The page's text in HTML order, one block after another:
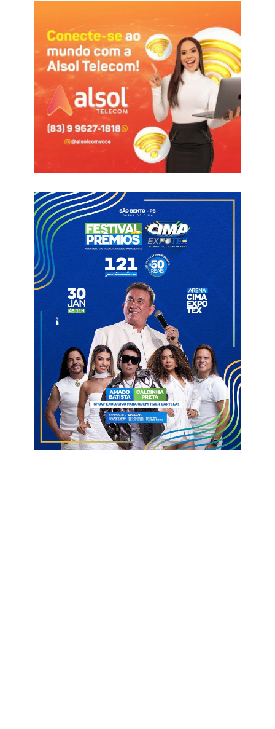
O vaqueiro ainda tentou socorrer o animal, mas ele não resistiu
e morreu no local. As primeiras informações apontam para a
possibilidade de que o cavalo tenha sofrido um infarto, embora
a causa da morte não tenha sido oficialmente confirmada.
Informações com Jair Sampaio
Ver essa foto no Instagram